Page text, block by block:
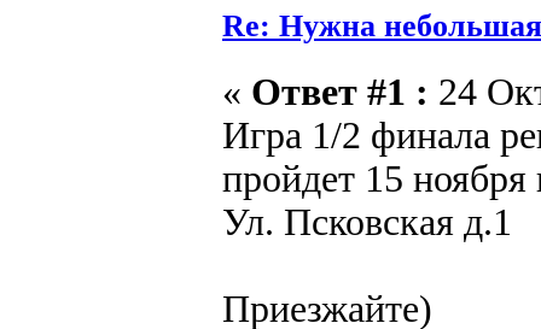
Re: Нужна
« Ответ #1 : 24
Игра 1/2 финала
пройдет 15
Ул. Псковская д.1
Приезжайте)